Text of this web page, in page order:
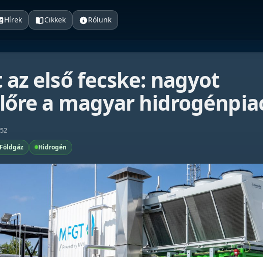
Hírek Cikkek Rólunk
első fecske: nagyot
a magyar
Hidrogén